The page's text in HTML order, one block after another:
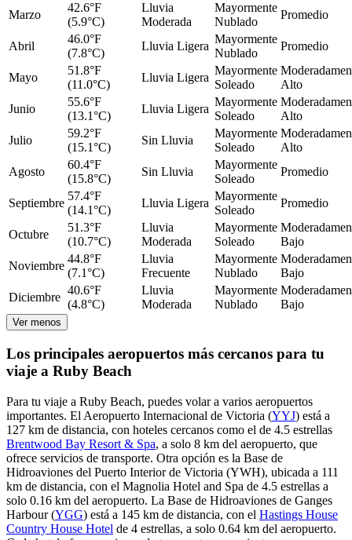
Marzo
42.6°F
(5.9°C)
Lluvia
Moderada
Mayormente
Nublado
Promedio
Abril
46.0°F
(7.8°C)
Lluvia Ligera
Mayormente
Nublado
Promedio
Mayo
51.8°F
(11.0°C)
Lluvia Ligera
Mayormente
Soleado
Alto
Junio
55.6°F
(13.1°C)
Lluvia Ligera
Mayormente
Soleado
Alto
Julio
59.2°F
(15.1°C)
Sin Lluvia
Mayormente
Soleado
Alto
Agosto
60.4°F
(15.8°C)
Sin Lluvia
Mayormente
Soleado
Promedio
Septiembre
57.4°F
(14.1°C)
Lluvia Ligera
Mayormente
Soleado
Promedio
Octubre
51.3°F
(10.7°C)
Lluvia
Moderada
Mayormente
Soleado
Bajo
Noviembre
44.8°F
(7.1°C)
Lluvia
Frecuente
Mayormente
Nublado
Bajo
Diciembre
40.6°F
(4.8°C)
Lluvia
Moderada
Mayormente
Nublado
Bajo
Ver menos
Los principales aeropuertos más cercanos para tu
viaje a Ruby Beach
Para tu viaje a Ruby Beach, puedes volar a varios aeropuertos
importantes. El Aeropuerto Internacional de Victoria (YYJ) está a
127 km de distancia, con hoteles cercanos como el de 4.5 estrellas
Brentwood Bay Resort & Spa, a solo 8 km del aeropuerto, que
ofrece servicios de transporte. Otra opción es la Base de
Hidroaviones del Puerto Interior de Victoria (YWH), ubicada a 111
km de distancia, con el Magnolia Hotel and Spa de 4.5 estrellas a
solo 0.16 km del aeropuerto. La Base de Hidroaviones de Ganges
Harbour (YGG) está a 145 km de distancia, con el Hastings House
Country House Hotel de 4 estrellas, a solo 0.64 km del aeropuerto.